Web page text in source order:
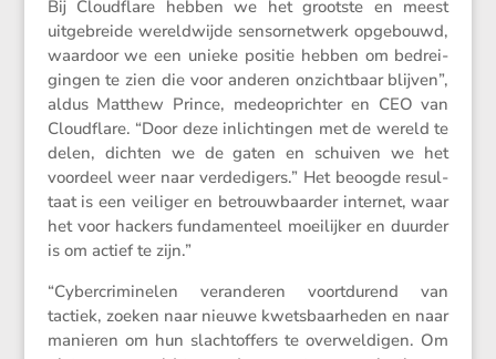
Bij Cloud­flare hebben we het grootste en meest
uitge­breide wereld­wijde sensor­net­werk opgebouwd,
waardoor we een unieke positie hebben om bedrei­
gingen te zien die voor anderen onzicht­baar blijven”,
aldus Matthew Prince, medeop­richter en CEO van
Cloud­flare. “Door deze inlich­tingen met de wereld te
delen, dichten we de gaten en schuiven we het
voordeel weer naar verde­di­gers.” Het beoogde resul­
taat is een veiliger en betrouw­baarder internet, waar
het voor hackers funda­men­teel moeilijker en duurder
is om actief te zijn.”
“Cyber­cri­mi­nelen veran­deren voort­du­rend van
tactiek, zoeken naar nieuwe kwets­baar­heden en naar
manieren om hun slacht­of­fers te overwel­digen. Om